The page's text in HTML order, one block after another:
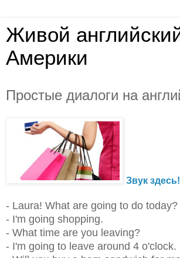
Живой
Америки
Простые диалоги на
Звук здесь!
- Laura! What are going to do today?
- I'm going shopping.
- What time are you leaving?
- I'm going to leave around 4 o'clock.